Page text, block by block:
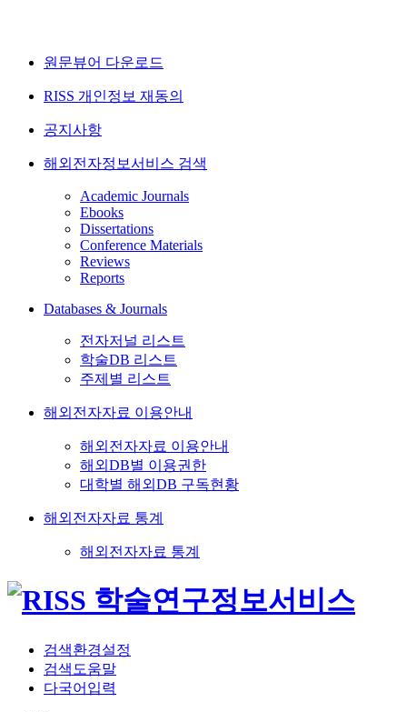
원문뷰어 다운로드
RISS 개인정보 재동의
공지사항
해외전자정보서비스 검색
Academic Journals
Ebooks
Dissertations
Conference Materials
Reviews
Reports
Databases & Journals
전자저널 리스트
학술DB 리스트
주제별 리스트
해외전자자료 이용안내
해외전자자료 이용안내
해외DB별 이용권한
대학별 해외DB 구독현황
해외전자자료 통계
해외전자자료 통계
검색환경설정
검색도움말
다국어입력